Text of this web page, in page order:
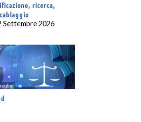
ricerca,
Settembre 2026